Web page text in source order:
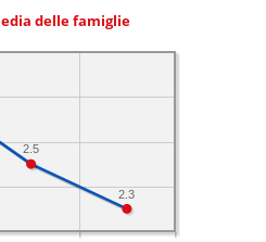
delle famiglie
2.3
2.5